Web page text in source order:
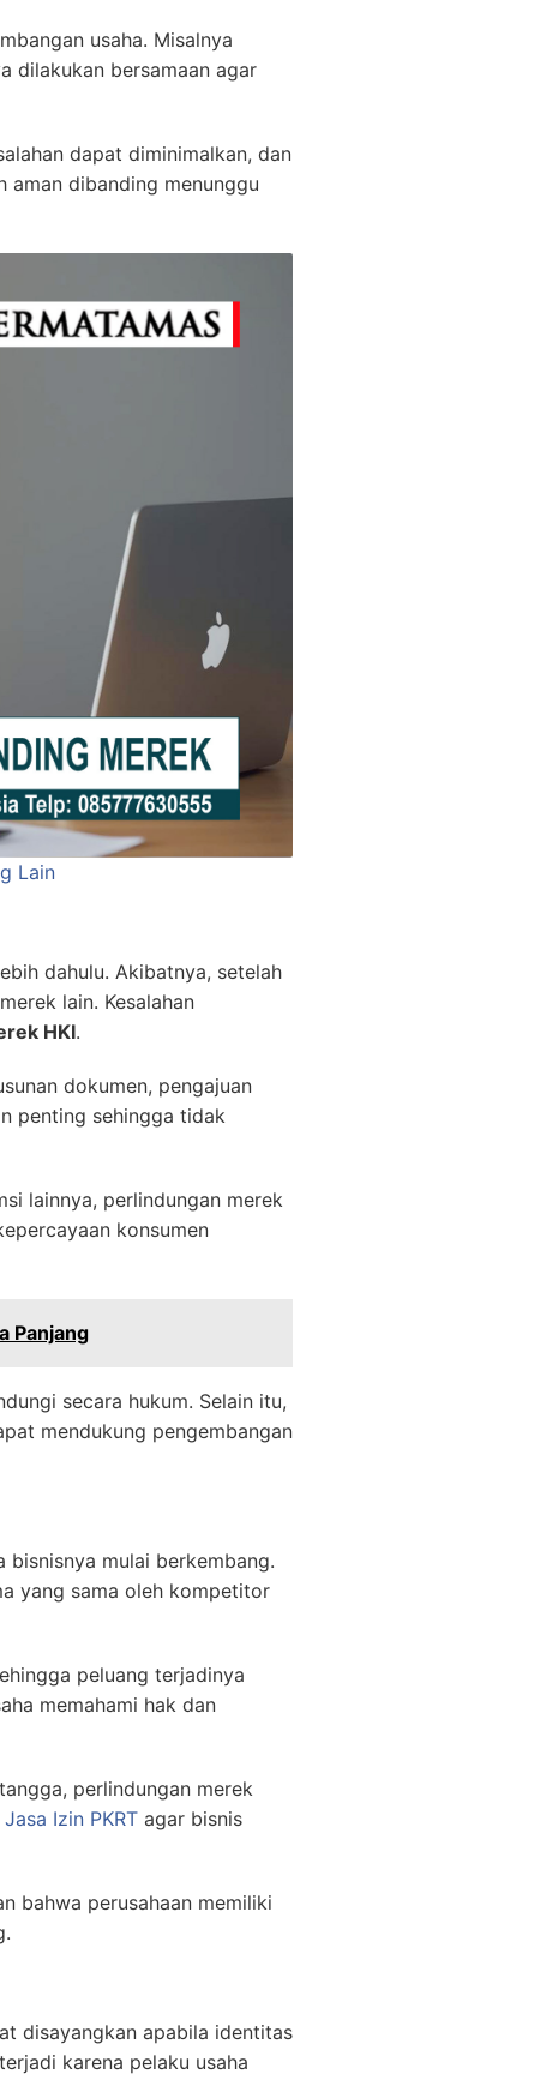
usaha. Misalnya
dilakukan bersamaan agar
dapat diminimalkan, dan
aman dibanding menunggu
Lain
dahulu. Akibatnya, setelah
lain. Kesalahan
HKI.
dokumen, pengajuan
penting sehingga tidak
lainnya, perlindungan merek
konsumen
Panjang
secara hukum. Selain itu,
mendukung pengembangan
mulai berkembang.
yang sama oleh kompetitor
peluang terjadinya
memahami hak dan
perlindungan merek
Jasa Izin PKRT agar bisnis
bahwa perusahaan memiliki
disayangkan apabila identitas
karena pelaku usaha